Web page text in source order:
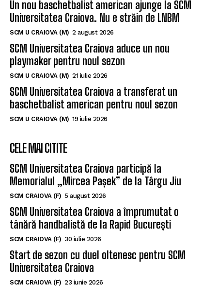
Un nou baschetbalist american ajunge la SCM
Universitatea Craiova. Nu e străin de LNBM
SCM U CRAIOVA (M) 2 august 2026
SCM Universitatea Craiova aduce un nou
playmaker pentru noul sezon
SCM U CRAIOVA (M) 21 iulie 2026
SCM Universitatea Craiova a transferat un
baschetbalist american pentru noul sezon
SCM U CRAIOVA (M) 19 iulie 2026
CELE MAI CITITE
SCM Universitatea Craiova participă la
Memorialul „Mircea Pașek” de la Târgu Jiu
SCM CRAIOVA (F) 5 august 2026
SCM Universitatea Craiova a împrumutat o
tânără handbalistă de la Rapid București
SCM CRAIOVA (F) 30 iulie 2026
Start de sezon cu duel oltenesc pentru SCM
Universitatea Craiova
SCM CRAIOVA (F) 23 iunie 2026